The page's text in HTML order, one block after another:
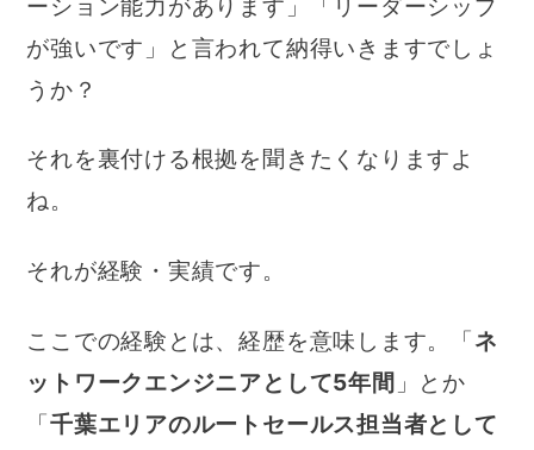
ーション能力があります」「リーダーシップ
が強いです」と言われて納得いきますでしょ
うか？
それを裏付ける根拠を聞きたくなりますよ
ね。
それが経験・実績です。
ここでの経験とは、経歴を意味します。「ネ
ットワークエンジニアとして5年間 」とか
「千葉エリアのルートセールス担当者として